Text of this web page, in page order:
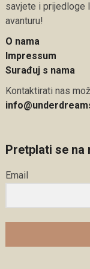
savjete i prijedloge
avanturu!
O nama
Impressum
Surađuj s nama
Kontaktirati nas
Pretplati se na
Email